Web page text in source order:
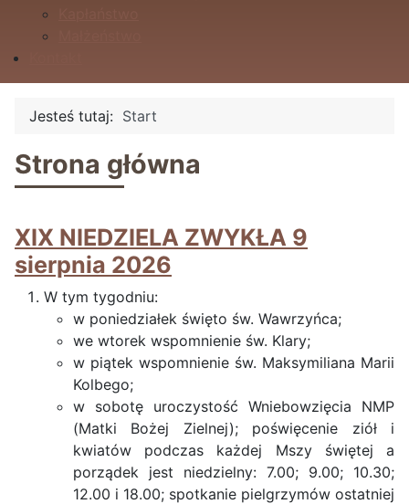
Jesteś tutaj: Start
Strona główna
XIX NIEDZIELA ZWYKŁA 9
sierpnia 2026
W tym tygodniu:
w poniedziałek święto św. Wawrzyńca;
we wtorek wspomnienie św. Klary;
w piątek wspomnienie św. Maksymiliana Marii
Kolbego;
w sobotę uroczystość Wniebowzięcia NMP
(Matki Bożej Zielnej); poświęcenie ziół i
kwiatów podczas każdej Mszy świętej a
porządek jest niedzielny: 7.00; 9.00; 10.30;
12.00 i 18.00; spotkanie pielgrzymów ostatniej